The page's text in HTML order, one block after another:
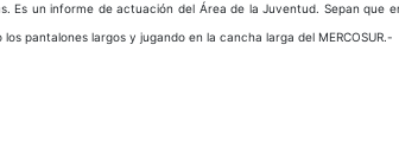
un informe de actuación del Área de la Juventud. Sepan
pantalones largos y jugando en la cancha larga del MERCOSUR.-